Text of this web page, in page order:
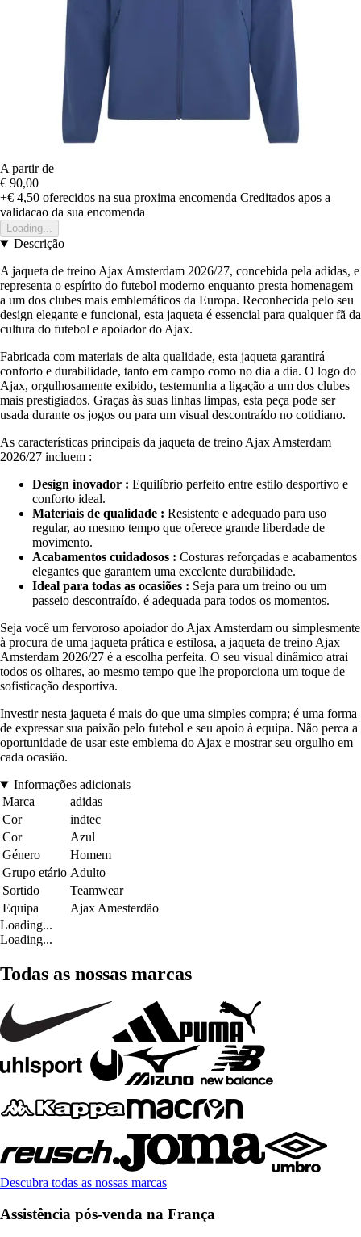
A partir de
€ 90,00
+€ 4,50 oferecidos na sua proxima encomenda Creditados apos a
validacao da sua encomenda
Loading...
Descrição
A jaqueta de treino Ajax Amsterdam 2026/27, concebida pela adidas, e
representa o espírito do futebol moderno enquanto presta homenagem
a um dos clubes mais emblemáticos da Europa. Reconhecida pelo seu
design elegante e funcional, esta jaqueta é essencial para qualquer fã da
cultura do futebol e apoiador do Ajax.
Fabricada com materiais de alta qualidade, esta jaqueta garantirá
conforto e durabilidade, tanto em campo como no dia a dia. O logo do
Ajax, orgulhosamente exibido, testemunha a ligação a um dos clubes
mais prestigiados. Graças às suas linhas limpas, esta peça pode ser
usada durante os jogos ou para um visual descontraído no cotidiano.
As características principais da jaqueta de treino Ajax Amsterdam
2026/27 incluem :
Design inovador : Equilíbrio perfeito entre estilo desportivo e
conforto ideal.
Materiais de qualidade : Resistente e adequado para uso
regular, ao mesmo tempo que oferece grande liberdade de
movimento.
Acabamentos cuidadosos : Costuras reforçadas e acabamentos
elegantes que garantem uma excelente durabilidade.
Ideal para todas as ocasiões : Seja para um treino ou um
passeio descontraído, é adequada para todos os momentos.
Seja você um fervoroso apoiador do Ajax Amsterdam ou simplesmente
à procura de uma jaqueta prática e estilosa, a jaqueta de treino Ajax
Amsterdam 2026/27 é a escolha perfeita. O seu visual dinâmico atrai
todos os olhares, ao mesmo tempo que lhe proporciona um toque de
sofisticação desportiva.
Investir nesta jaqueta é mais do que uma simples compra; é uma forma
de expressar sua paixão pelo futebol e seu apoio à equipa. Não perca a
oportunidade de usar este emblema do Ajax e mostrar seu orgulho em
cada ocasião.
Informações adicionais
Marca
adidas
Cor
indtec
Cor
Azul
Género
Homem
Grupo etário Adulto
Sortido
Teamwear
Equipa
Ajax Amesterdão
Loading...
Loading...
Todas as nossas marcas
Descubra todas as nossas marcas
Assistência pós-venda na França